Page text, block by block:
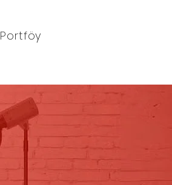
Portföy